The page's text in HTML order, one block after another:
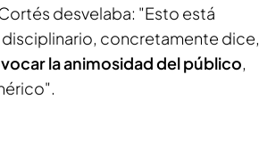
desvelaba: "Esto está
concretamente dice,
la animosidad del público,